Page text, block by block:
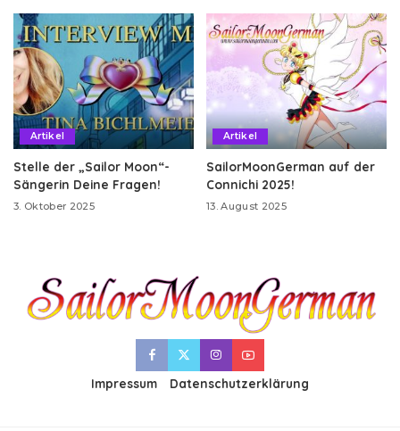
Artikel
Stelle der „Sailor Moon“-
Sängerin Deine Fragen!
3. Oktober 2025
Artikel
SailorMoonGerman auf der
Connichi 2025!
13. August 2025
Impressum Datenschutzerklärung